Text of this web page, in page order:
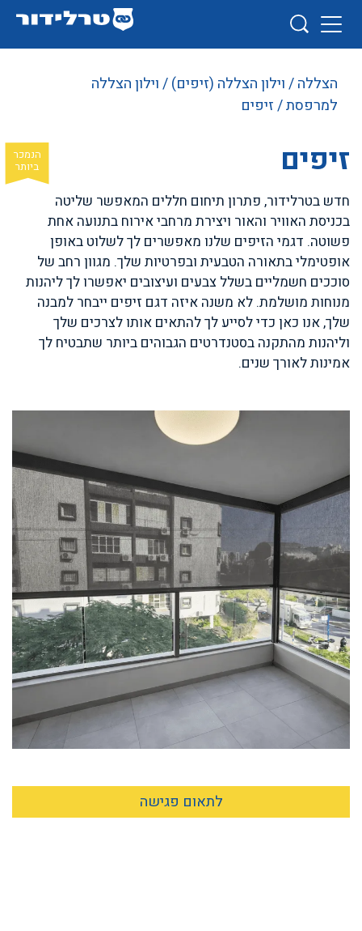
הצללה/וילון הצללה (זיפים)/וילון הצללה
למרפסת/ זיפים
זיפים
חדש בטרלידור, פתרון תיחום חללים המאפשר שליטה
בכניסת האוויר והאור ויצירת מרחבי אירוח בתנועה אחת
פשוטה. דגמי הזיפים שלנו מאפשרים לך לשלוט באופן
אופטימלי בתאורה הטבעית ובפרטיות שלך. מגוון רחב של
סוככים חשמליים בשלל צבעים ועיצובים יאפשרו לך ליהנות
מנוחות מושלמת. לא משנה איזה דגם זיפים ייבחר למבנה
שלך, אנו כאן כדי לסייע לך להתאים אותו לצרכים שלך
וליהנות מהתקנה בסטנדרטים הגבוהים ביותר שתבטיח לך
אמינות לאורך שנים.
לתאום פגישה